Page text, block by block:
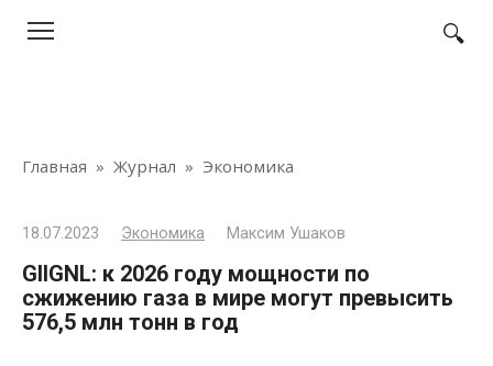
Главная » Журнал » Экономика
18.07.2023 Экономика Максим Ушаков
GIIGNL: к 2026 году мощности по
сжижению газа в мире могут превысить
576,5 млн тонн в год